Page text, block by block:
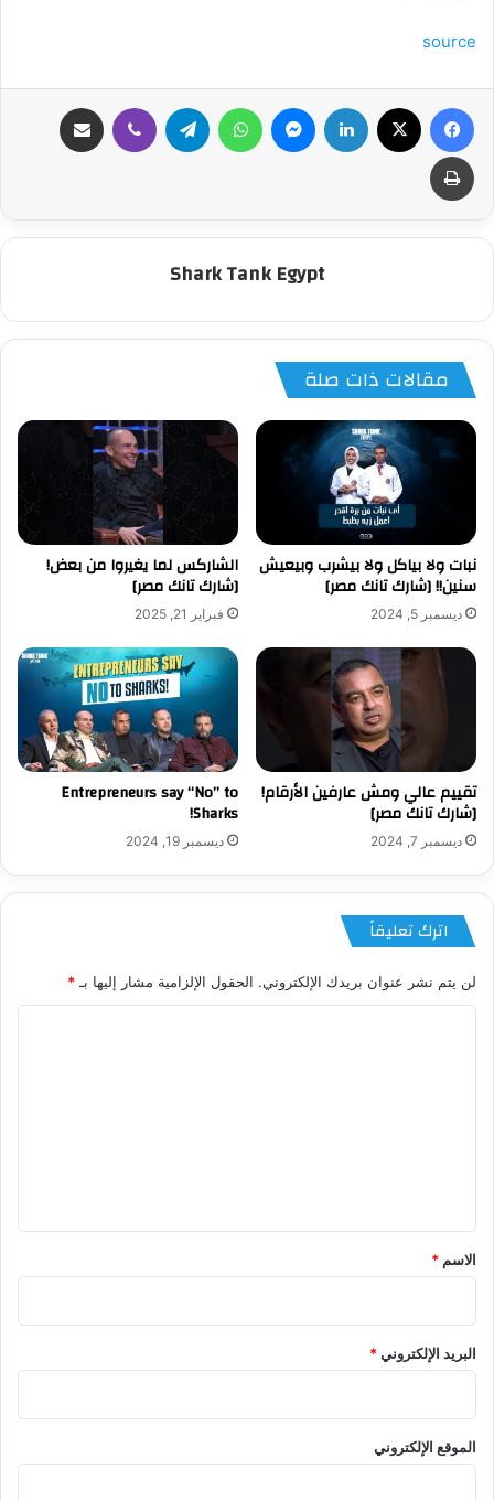
source
فيسبوك لينكدإن ماسنجر واتساب تيلقرام ڤايبر
طباعة
Shark Tank Egypt
مقالات ذات صلة
نبات ولا بياكل ولا بيشرب وبيعيش
سنين!! [شارك تانك مصر]
ديسمبر 5, 2024
الشاركس لما يغيروا من بعض!
[شارك تانك مصر]
فبراير 21, 2025
تقييم عالي ومش عارفين الأرقام!
[شارك تانك مصر]
ديسمبر 7, 2024
Entrepreneurs say “No” to
Sharks!
ديسمبر 19, 2024
اترك تعليقاً
لن يتم نشر عنوان بريدك الإلكتروني. الحقول الإلزامية مشار إليها بـ *
*
الاسم *
البريد الإلكتروني*
الموقع الإلكتروني